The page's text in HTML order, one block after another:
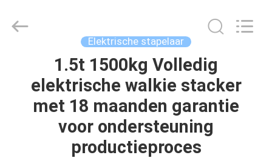
PRODUCTEN
Co.,Ltd.
Elektrische stapelaar
1.5t 1500kg Volledig
elektrische walkie stacker
met 18 maanden garantie
voor ondersteuning
productieproces